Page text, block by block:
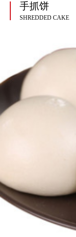
手抓饼
SHREDDED CAKE